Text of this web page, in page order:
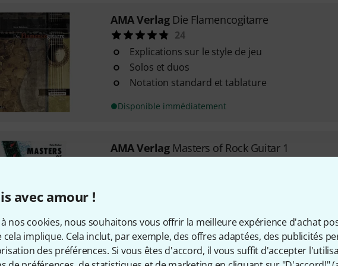
avec amour !
à nos cookies, nous souhaitons vous offrir la meilleure expérience d'achat
cela implique. Cela inclut, par exemple, des offres adaptées, des publicités
des préférences. Si vous êtes d'accord, il vous suffit d'accepter
AMA Verlag Die Flamencogitarre
24
Explications sur le style de jeu
Solos et duos
Notation standard et tablature
Disponible immédiatement
AMA Verlag Masters of Rock Guitar 1
Contient plus de 250 licks de guitaristes
Disponible immédiatement